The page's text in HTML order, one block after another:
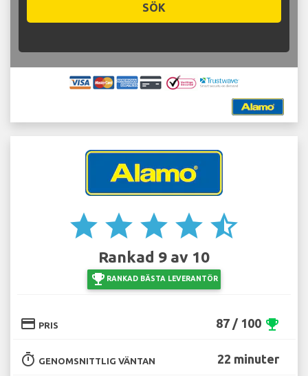
SÖK
star star star star star_half
Rankad 9 av 10
emoji_events RANKAD BÄSTA LEVERANTÖR
credit_card PRIS 87 / 100 emoji_events
timer GENOMSNITTLIG VÄNTAN 22 minuter